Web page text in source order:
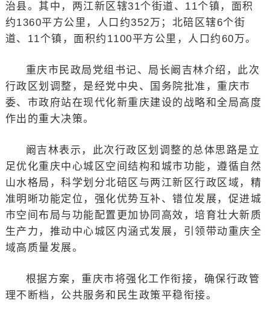
治县。其中，两江新区辖31个街道、11个镇，面积
约1360平方公里，人口约352万；北碚区辖6个街
道、11个镇，面积约1100平方公里，人口约60万。
重庆市民政局党组书记、局长阚吉林介绍，此次
行政区划调整，是经党中央、国务院批准，重庆市
委、市政府站在现代化新重庆建设的战略和全局高度
作出的重大决策。
阚吉林表示，此次行政区划调整的总体思路是立
足优化重庆中心城区空间结构和城市功能，遵循自然
山水格局，科学划分北碚区与两江新区行政区域，精
准明晰功能定位，强化优势互补、错位发展，促进城
市空间布局与功能配置更加协同高效，培育壮大新质
生产力，推动中心城区内涵式发展，引领带动重庆全
域高质量发展。
根据方案，重庆市将强化工作衔接，确保行政管
理不断档，公共服务和民生政策平稳衔接。